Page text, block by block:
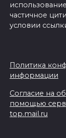
частичное
условии
Политика
информации
Согласие на
помощью
top.mail.ru